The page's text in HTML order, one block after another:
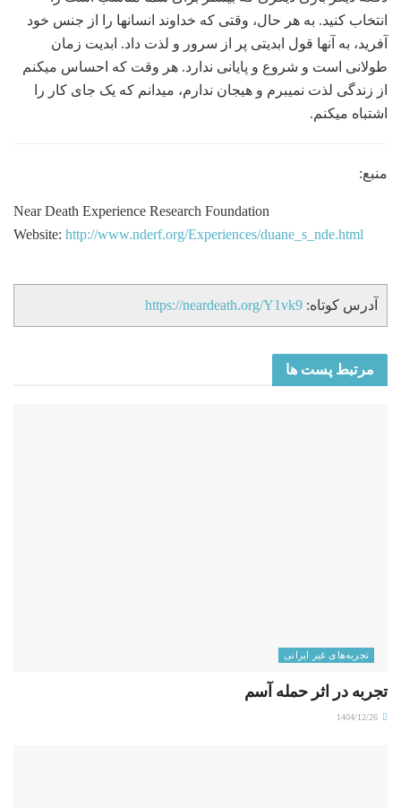
انتخاب کنید. به هر حال، وقتی که خداوند انسان‏ها را از جنس خود
آفرید، به آنها قول ابدیتی پر از سرور و لذت داد. ابدیت زمان
طولانی است و شروع و پایانی ندارد. هر وقت که احساس می‏کنم
از زندگی لذت نمی‏برم و هیجان ندارم، می‏دانم که یک جای کار را
اشتباه می‏کنم.
منبع:
Near Death Experience Research Foundation
Website: http://www.nderf.org/Experiences/duane_s_nde.html
آدرس کوتاه: https://neardeath.org/Y1vk9
مرتبط پست ها
تجربه‌های غیر ایرانی
تجربه در اثر حمله آسم